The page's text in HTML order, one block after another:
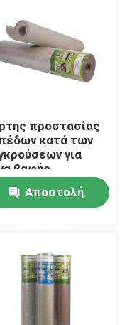
πατωμάτων
της Kraft
προστασίας
κατά των
για
βαφής
Αποστολή